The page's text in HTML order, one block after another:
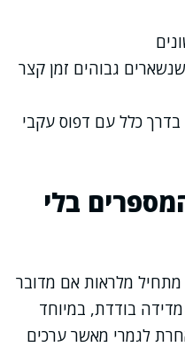
גבוהים זמן קצר
בדרך כלל עם דפוס עקבי
בלי
מתחיל מלראות אם מדובר
בודדת, במיוחד
לגמרי מאשר ערכים